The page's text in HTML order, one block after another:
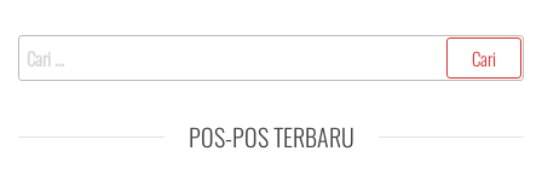
Cari
untuk:
POS-POS TERBARU